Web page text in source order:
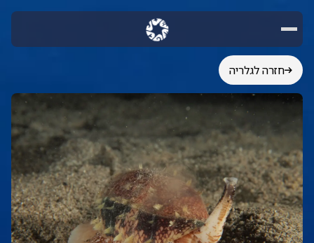
חזרה לגלריה